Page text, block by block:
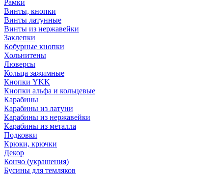
Рамки
Винты, кнопки
Винты латунные
Винты из нержавейки
Заклепки
Кобурные кнопки
Хольнитены
Люверсы
Кольца зажимные
Кнопки YKK
Кнопки альфа и кольцевые
Карабины
Карабины из латуни
Карабины из нержавейки
Карабины из металла
Подковки
Крюки, крючки
Декор
Кончо (украшения)
Бусины для темляков